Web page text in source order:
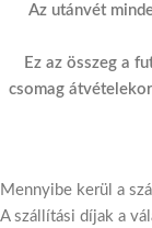
Az utánvét
Ez az összeg a
csomag
Mennyibe kerül a
A szállítási díjak a